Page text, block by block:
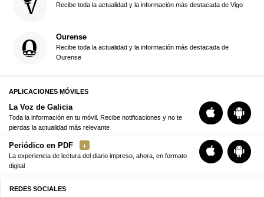
Recibe toda la actualidad y la información más destacada de Vigo
Ourense
Recibe toda la actualidad y la información más destacada de
Ourense
APLICACIONES MÓVILES
La Voz de Galicia
Toda la información en tu móvil. Recibe notificaciones y no te
pierdas la actualidad más relevante
Periódico en PDF
La experiencia de lectura del diario impreso, ahora, en formato
digital
REDES SOCIALES